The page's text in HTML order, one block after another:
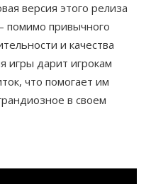
версия этого релиза
помимо привычного
и качества
игры дарит игрокам
что помогает им
в своем